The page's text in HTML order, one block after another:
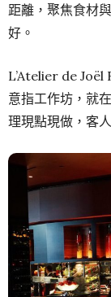
距離，聚焦食材
好。
L’Atelier de
意指工作坊，就
理現點現做，客